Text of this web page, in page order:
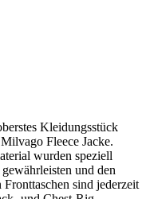
Kleidungsstück
Fleece Jacke.
wurden speziell
und den
sind jederzeit